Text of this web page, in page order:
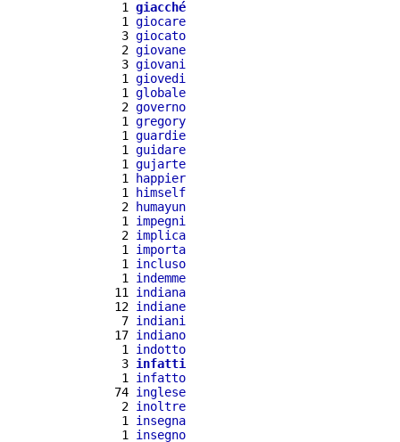
  1
giacché
  1
giocare
  3
giocato
  2
giovane
  3
giovani
  1
giovedi
  1
globale
  2
governo
  1
gregory
  1
guardie
  1
guidare
  1
gujarte
  1
happier
  1
himself
  2
humayun
  1
impegni
  2
implica
  1
importa
  1
incluso
  1
indemme
11 indiana
12 indiane
  7
indiani
17 indiano
  1
indotto
  3
infatti
  1
infatto
74 inglese
  2
inoltre
  1
insegna
  1
insegno